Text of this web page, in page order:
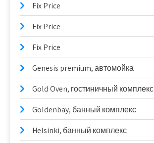
Fix Price
Fix Price
Fix Price
Genesis premium, автомойка
Gold Oven, гостиничный комплекс
Goldenbay, банный комплекс
Helsinki, банный комплекс